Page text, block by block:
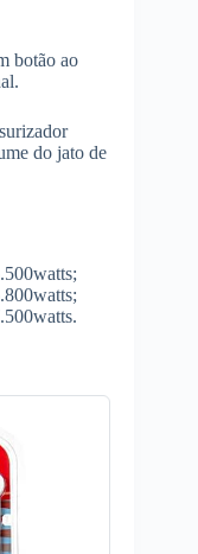
botão ao
do jato de